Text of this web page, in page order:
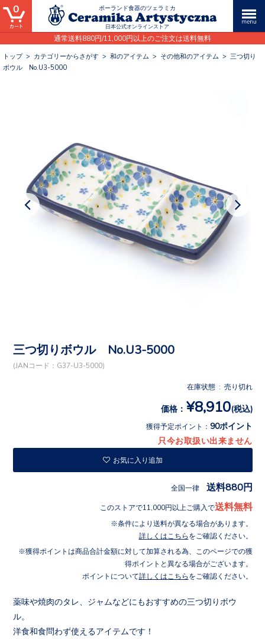
ポーランド食器のツェラミカ
日本公式オンラインストア
通常送料880円/11,000円以上のご注文は送料無料
0
トップ> カテゴリーからさがす > 和のアイテム > その他和のアイテム > 三つ切り
ボウル No.U3-5000
三つ切りボウル No.U3-5000
(JANコード：G37-U3-5000)
在庫状態 : 売り切れ
価格： ¥8,910(税込)
獲得予定ポイント： 90ポイント
只今お取扱い出来ません
お気に入り追加
全国一律 送料880円
このストアで11,000円以上ご購入で送料無料
条件により送料が異なる場合があります。
詳しくはこちら をご確認ください。
獲得ポイントは商品合計金額に対して加算される為、このページでの獲
得ポイントと異なる場合がございます。
ポイントについて詳しくはこちら をご確認ください。
薬味や焼肉のタレ、ジャムなどにもおすすめの三つ切りボウ
ル。
洋食和食問わず使えるアイテムです！